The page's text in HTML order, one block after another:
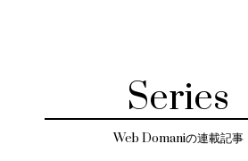
Series
Web Domaniの連載記事